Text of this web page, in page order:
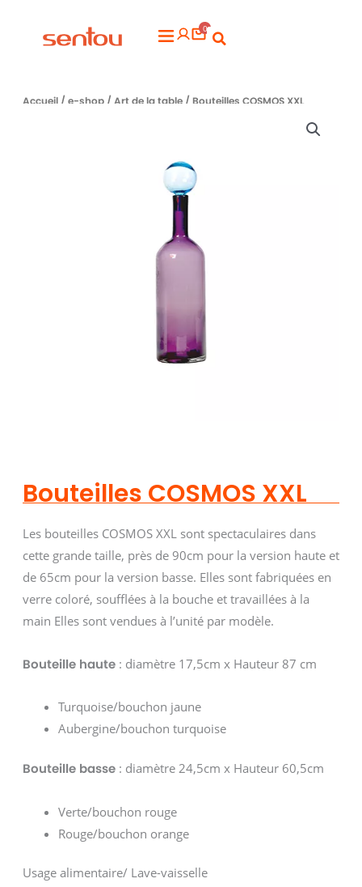
Flyout
0
Accueil/ e-shop/ Art de la table/ Bouteilles COSMOS XXL
Bouteilles COSMOS XXL
Les bouteilles COSMOS XXL sont spectaculaires dans
cette grande taille, près de 90cm pour la version haute et
de 65cm pour la version basse. Elles sont fabriquées en
verre coloré, soufflées à la bouche et travaillées à la
main Elles sont vendues à l’unité par modèle.
Bouteille haute: diamètre 17,5cm x Hauteur 87 cm
Turquoise/bouchon jaune
Aubergine/bouchon turquoise
Bouteille basse: diamètre 24,5cm x Hauteur 60,5cm
Verte/bouchon rouge
Rouge/bouchon orange
Usage alimentaire/ Lave-vaisselle